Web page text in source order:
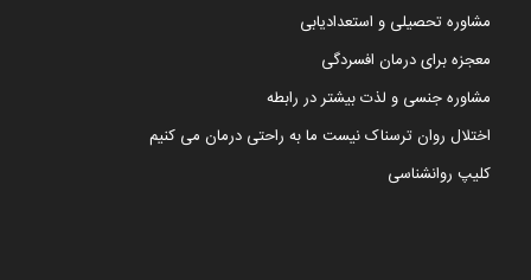
مشاوره تحصیلی و استعدادیابی
معجزه برای درمان افسردگی
مشاوره جنسی و لذت بیشتر در رابطه
اختلال روان ترسناک نیست ما به راحتی درمان می کنیم
کلیپ روانشناسی